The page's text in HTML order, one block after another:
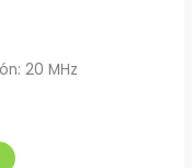
20 MHz